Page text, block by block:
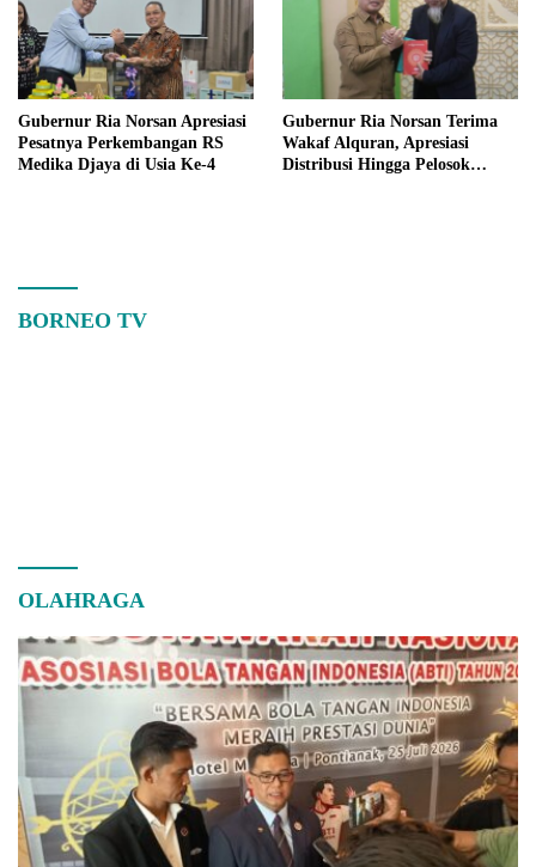
Gubernur Ria Norsan Apresiasi
Pesatnya Perkembangan RS
Medika Djaya di Usia Ke-4
Gubernur Ria Norsan Terima
Wakaf Alquran, Apresiasi
Distribusi Hingga Pelosok
BORNEO TV
OLAHRAGA